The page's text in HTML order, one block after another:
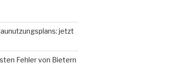
jetzt
Fehler von Bietern